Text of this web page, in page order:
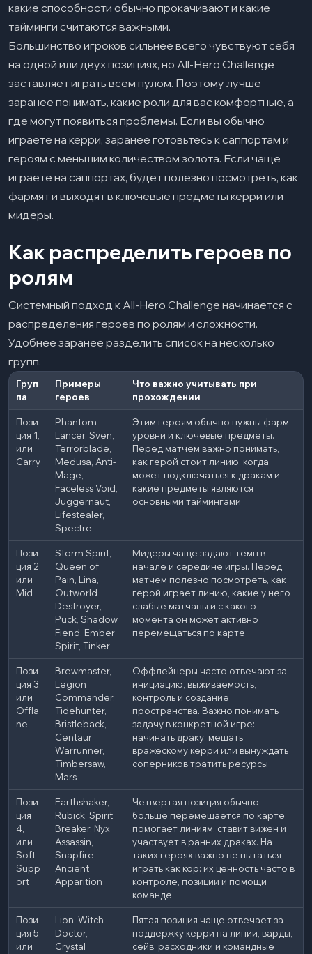
какие способности обычно прокачивают и какие
тайминги считаются важными.
Большинство игроков сильнее всего чувствуют себя
на одной или двух позициях, но All-Hero Challenge
заставляет играть всем пулом. Поэтому лучше
заранее понимать, какие роли для вас комфортные, а
где могут появиться проблемы. Если вы обычно
играете на керри, заранее готовьтесь к саппортам и
героям с меньшим количеством золота. Если чаще
играете на саппортах, будет полезно посмотреть, как
фармят и выходят в ключевые предметы керри или
мидеры.
Как распределить героев по
ролям
Системный подход к All-Hero Challenge начинается с
распределения героев по ролям и сложности.
Удобнее заранее разделить список на несколько
групп.
Груп
па
Примеры
героев
Что важно учитывать при
прохождении
Пози
ция 1,
или
Carry
Phantom
Lancer, Sven,
Terrorblade,
Medusa, Anti-
Mage,
Faceless Void,
Juggernaut,
Lifestealer,
Spectre
Этим героям обычно нужны фарм,
уровни и ключевые предметы.
Перед матчем важно понимать,
как герой стоит линию, когда
может подключаться к дракам и
какие предметы являются
основными таймингами
Пози
ция 2,
или
Mid
Storm Spirit,
Queen of
Pain, Lina,
Outworld
Destroyer,
Puck, Shadow
Fiend, Ember
Spirit, Tinker
Мидеры чаще задают темп в
начале и середине игры. Перед
матчем полезно посмотреть, как
герой играет линию, какие у него
слабые матчапы и с какого
момента он может активно
перемещаться по карте
Пози
ция 3,
или
Offla
ne
Brewmaster,
Legion
Commander,
Tidehunter,
Bristleback,
Centaur
Warrunner,
Timbersaw,
Mars
Оффлейнеры часто отвечают за
инициацию, выживаемость,
контроль и создание
пространства. Важно понимать
задачу в конкретной игре:
начинать драку, мешать
вражескому керри или вынуждать
соперников тратить ресурсы
Пози
ция
4,
или
Soft
Supp
ort
Earthshaker,
Rubick, Spirit
Breaker, Nyx
Assassin,
Snapfire,
Ancient
Apparition
Четвертая позиция обычно
больше перемещается по карте,
помогает линиям, ставит вижен и
участвует в ранних драках. На
таких героях важно не пытаться
играть как кор: их ценность часто в
контроле, позиции и помощи
команде
Пози
ция 5,
или
Lion, Witch
Doctor,
Crystal
Пятая позиция чаще отвечает за
поддержку керри на линии, варды,
сейв, расходники и командные